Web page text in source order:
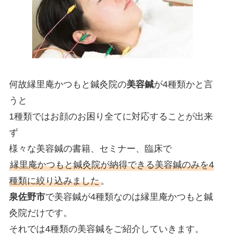
何故縁里庵かつもと鍼灸院の美容鍼が4種類かと言
うと
1種類ではお顔のお困り全てに対応することが出来
ず
様々な美容鍼の書籍、セミナー、臨床で
縁里庵かつもと鍼灸院が納得できる美容鍼のみを4
種類に絞り込みました。
泉佐野市で美容鍼が4種類なのは縁里庵かつもと鍼
灸院だけです。
それでは4種類の美容鍼をご紹介していきます。